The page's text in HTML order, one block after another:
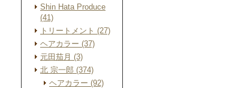
Shin Hata Produce
(41)
トリートメント (27)
ヘアカラー (37)
元田茄月 (3)
北 宗一郎 (374)
ヘアカラー (92)